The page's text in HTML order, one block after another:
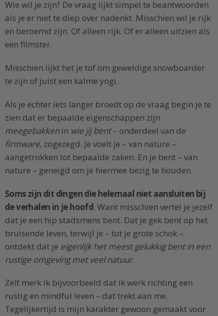
Wie wil je zijn? De vraag lijkt simpel te beantwoorden
als je er niet te diep over nadenkt. Misschien wil je rijk
en beroemd zijn. Of alleen rijk. Of er alleen uitzien als
een filmster.
Misschien lijkt het je tof om geweldige snowboarder
te zijn of juist een kalme yogi.
Als je echter iets langer broedt op de vraag begin je te
zien dat er bepaalde eigenschappen zijn
meegebakkenin wie jij bent– onderdeel van de
firmware, zogezegd. Je voelt je – van nature –
aangetrokken tot bepaalde zaken. En je bent – van
nature – geneigd om je hiermee bezig te houden.
Soms zijn dit dingen die helemaal niet aansluiten bij
de verhalen in je hoofd. Want misschien vertel je jezelf
dat je een hip stadsmens bent. Dat je gek bent op het
bruisende leven, terwijl je – tot je grote schok –
ontdekt dat je eigenlijk het meest gelukkig bent in een
rustige omgeving met veel natuur.
Zelf merk ik bijvoorbeeld dat ik werk richting een
rustig en mindful leven – dat trekt aan me.
Tegelijkertijd is mijn karakter gewoon gemaakt voor